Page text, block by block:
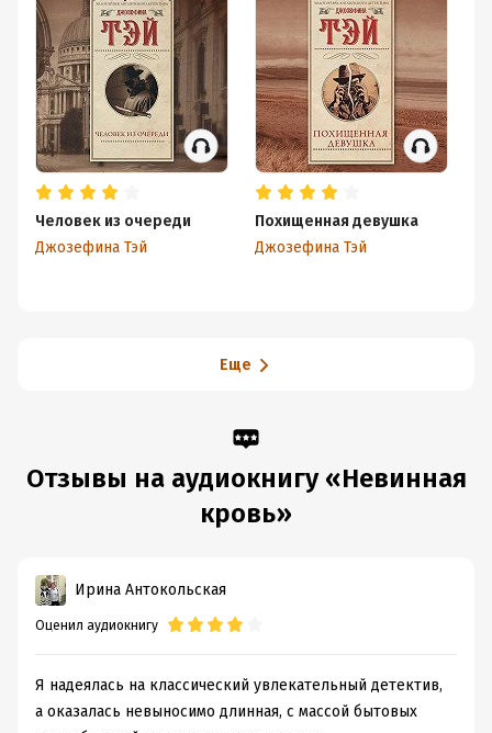
Человек из очереди
Джозефина Тэй
Похищенная девушка
Джозефина Тэй
Еще
Отзывы на аудиокнигу «Невинная
кровь»
Ирина Антокольская
Оценил аудиокнигу
Я надеялась на классический увлекательный детектив,
а оказалась невыносимо длинная, с массой бытовых